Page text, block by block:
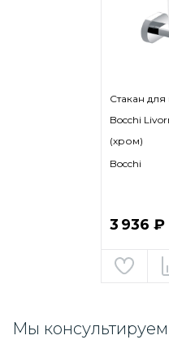
Стакан
Bocchi
(хром)
Bocchi
3 936 ₽
Мы